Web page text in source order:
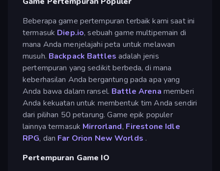
Beberapa game pertempuran terbaik kami saat ini
termasuk Diep.io, sebuah game multipemain di
mana Anda menjelajahi peta untuk melawan
musuh. Backpack Battles adalah jenis
pertempuran yang sedikit berbeda, di mana
keberhasilan Anda bergantung pada apa yang
Anda bawa dalam ransel. Battle Arena memberi
Anda kekuatan untuk membentuk tim Anda sendiri
dari pilihan 50 petarung. Game epik populer
lainnya termasuk Mirrorland, Firestone Idle
RPG, dan Far Orion New Worlds .
Pertempuran Game IO